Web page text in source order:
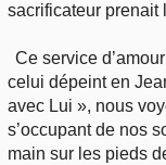
sacrificateur prenait
Ce service
celui dépeint en
avec Lui », nous
s’occupant de nos
main sur les pieds